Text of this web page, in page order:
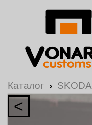
Каталог › SKODA
<